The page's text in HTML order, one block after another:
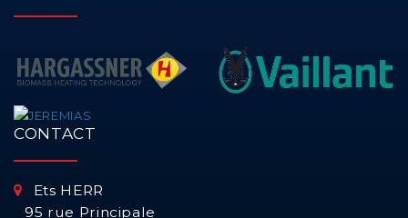
CONTACT
Ets HERR
95 rue Principale